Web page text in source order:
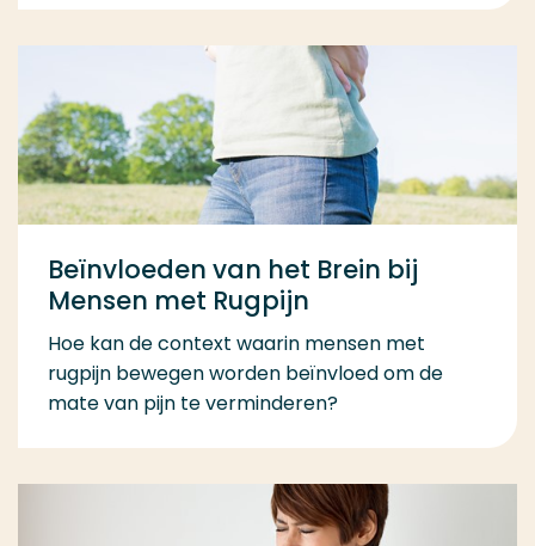
Beïnvloeden van het Brein bij
Mensen met Rugpijn
Hoe kan de context waarin mensen met
rugpijn bewegen worden beïnvloed om de
mate van pijn te verminderen?